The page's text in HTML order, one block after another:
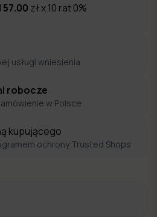
57.00 zł x 10 rat 0%
usługi wniesienia
robocze
w Polsce
kupującego
ochrony Trusted Shops